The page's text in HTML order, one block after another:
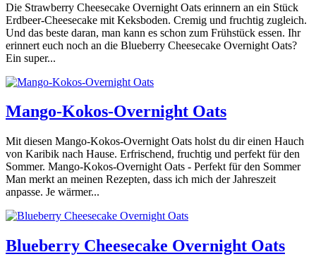
Die Strawberry Cheesecake Overnight Oats erinnern an ein Stück
Erdbeer-Cheesecake mit Keksboden. Cremig und fruchtig zugleich.
Und das beste daran, man kann es schon zum Frühstück essen. Ihr
erinnert euch noch an die Blueberry Cheesecake Overnight Oats?
Ein super...
Mango-Kokos-Overnight Oats
Mit diesen Mango-Kokos-Overnight Oats holst du dir einen Hauch
von Karibik nach Hause. Erfrischend, fruchtig und perfekt für den
Sommer. Mango-Kokos-Overnight Oats - Perfekt für den Sommer
Man merkt an meinen Rezepten, dass ich mich der Jahreszeit
anpasse. Je wärmer...
Blueberry Cheesecake Overnight Oats